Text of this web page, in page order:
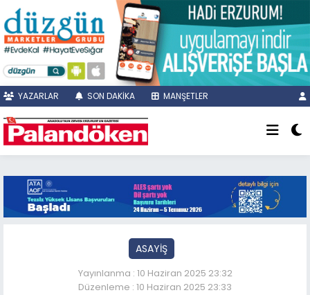
YAZARLAR SON DAKİKA MANŞETLER
ASAYİŞ
Yayınlanma : 10 Haziran 2025 23:32
Düzenleme : 10 Haziran 2025 23:33